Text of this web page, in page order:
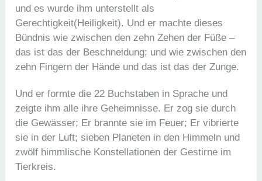
und es wurde ihm unterstellt als
Gerechtigkeit(Heiligkeit). Und er machte dieses
Bündnis wie zwischen den zehn Zehen der Füße –
das ist das der Beschneidung; und wie zwischen den
zehn Fingern der Hände und das ist das der Zunge.
Und er formte die 22 Buchstaben in Sprache und
zeigte ihm alle ihre Geheimnisse. Er zog sie durch
die Gewässer; Er brannte sie im Feuer; Er vibrierte
sie in der Luft; sieben Planeten in den Himmeln und
zwölf himmlische Konstellationen der Gestirne im
Tierkreis.